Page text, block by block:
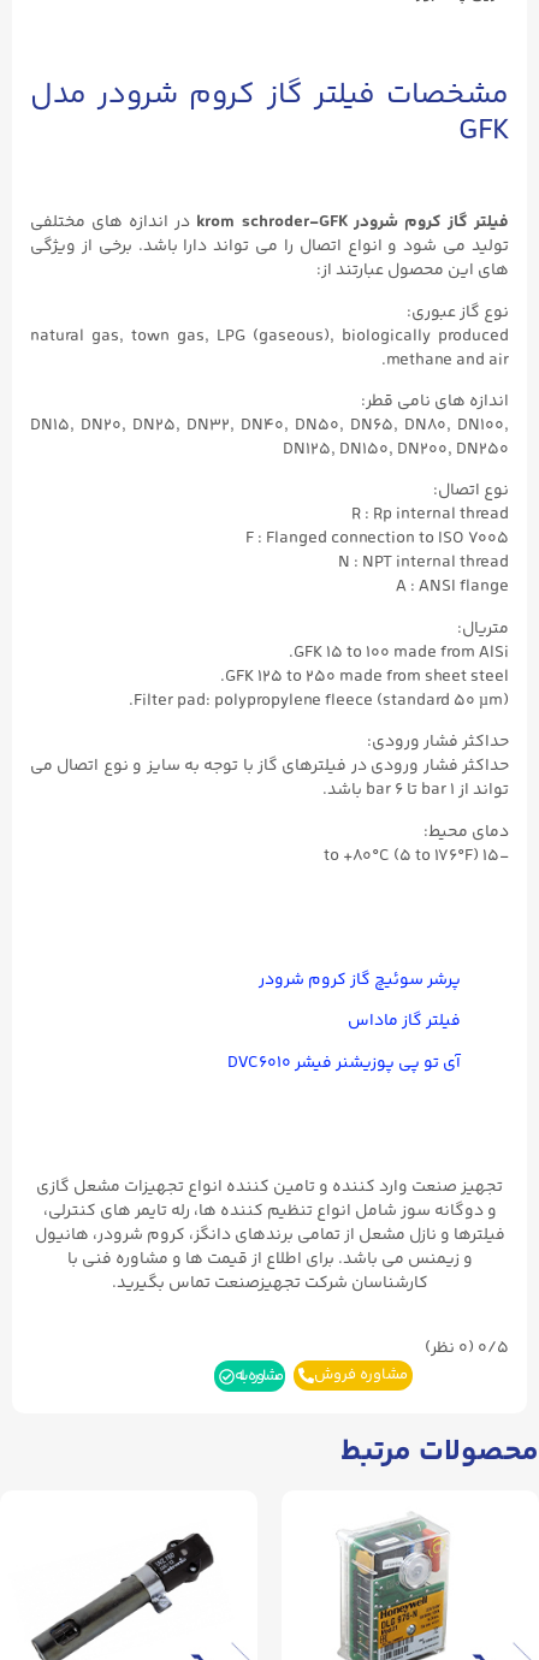
مشخصات فیلتر گاز کروم شرودر مدل
GFK
فیلتر گاز کروم شرودر krom schroder-GFK
در اندازه های مختلفی
تولید می شود و انواع اتصال را می تواند دارا باشد. برخی از ویژگی
های این محصول عبارتند از:
نوع گاز عبوری:
natural gas, town gas, LPG (gaseous), biologically produced
methane and air.
اندازه های نامی قطر:
DN15, DN20, DN25, DN32, DN40, DN50, DN65, DN80, DN100,
DN125, DN150, DN200, DN250
نوع اتصال:
R : Rp internal thread
F : Flanged connection to ISO 7005
N : NPT internal thread
A : ANSI flange
متریال:
GFK 15 to 100 made from AlSi.
GFK 125 to 250 made from sheet steel.
Filter pad: polypropylene fleece (standard 50 µm).
حداکثر فشار ورودی:
حداکثر فشار ورودی در فیلترهای گاز با توجه به سایز و نوع اتصال می
تواند از ۱ bar تا ۶ bar باشد.
دمای محیط:
-15 to +80°C (5 to 176°F)
پرشر سوئیچ گاز کروم شرودر
فیلتر گاز ماداس
آی تو پی پوزیشنر فیشر DVC۶۰۱۰
تجهیز صنعت وارد کننده و تامین کننده انواع تجهیزات مشعل گازی
و دوگانه سوز شامل انواع تنظیم کننده ها، رله تایمر های کنترلی،
فیلترها و نازل مشعل از تمامی برندهای دانگز، کروم شرودر، هانیول
و زیمنس می باشد. برای اطلاع از قیمت ها و مشاوره فنی با
کارشناسان شرکت تجهیزصنعت تماس بگیرید.
0/5 (۰ نظر)
مشاوره فروش مشاوره بله
محصولات مرتبط